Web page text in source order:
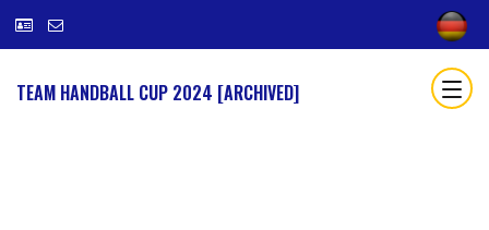
TEAM HANDBALL CUP 2024 [ARCHIVED]